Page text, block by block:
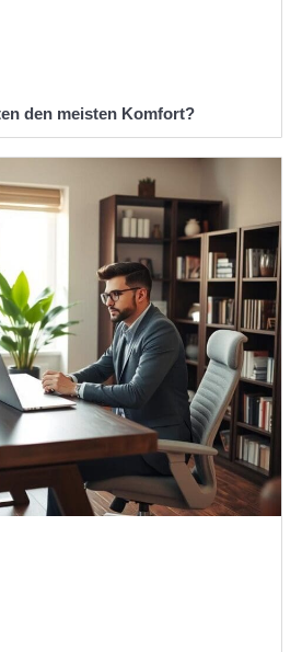
den meisten Komfort?